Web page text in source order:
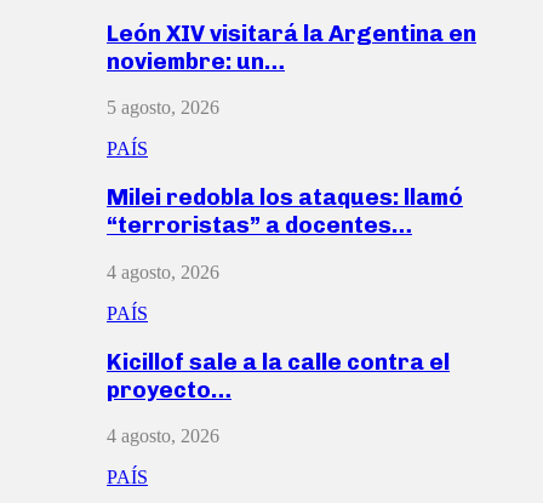
León XIV visitará la Argentina en
noviembre: un…
5 agosto, 2026
PAÍS
Milei redobla los ataques: llamó
“terroristas” a docentes…
4 agosto, 2026
PAÍS
Kicillof sale a la calle contra el
proyecto…
4 agosto, 2026
PAÍS